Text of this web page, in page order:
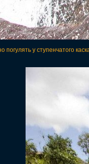
погулять у ступенчатого